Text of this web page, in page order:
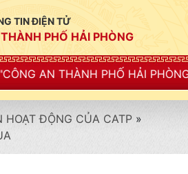
TIN ĐIỆN TỬ
PHỐ HẢI PHÒNG
HẢI PHÒNG SIẾT CHẶT KỶ
HOẠT ĐỘNG CỦA CATP »